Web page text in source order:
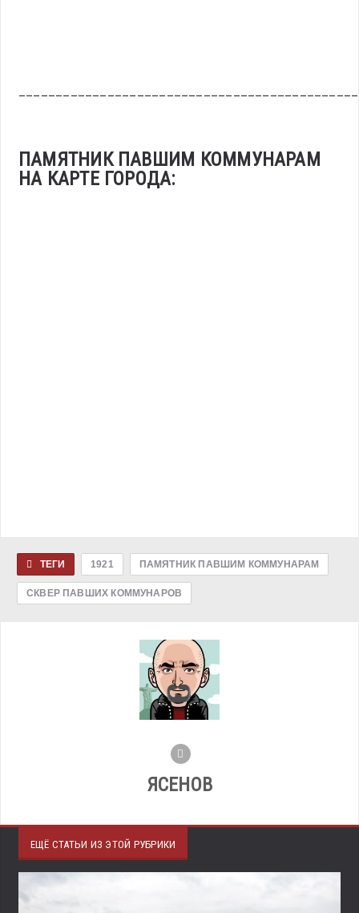
ПАМЯТНИК ПАВШИМ КОММУНАРАМ
НА КАРТЕ ГОРОДА:
ТЕГИ 1921 ПАМЯТНИК ПАВШИМ КОММУНАРАМ
СКВЕР ПАВШИХ КОММУНАРОВ
ЯСЕНОВ
ЕЩЁ СТАТЬИ ИЗ ЭТОЙ РУБРИКИ